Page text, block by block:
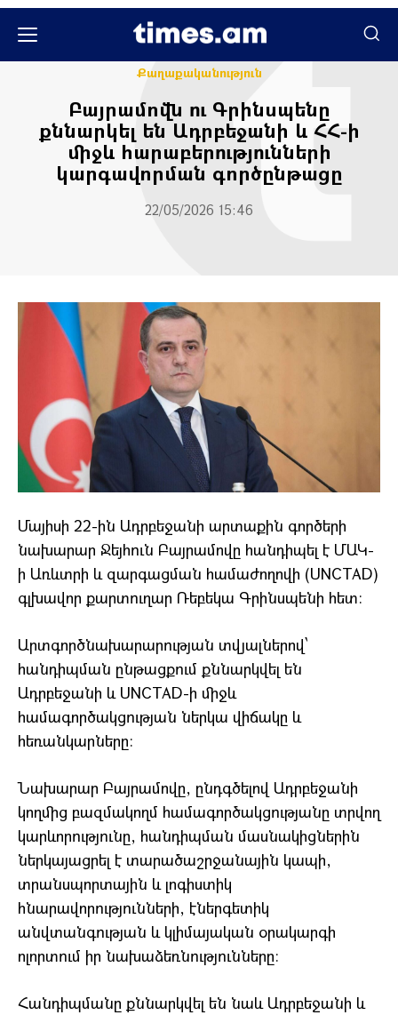
Քաղաքականություն
Բայրամովն ու Գրինսպենը
քննարկել են Ադրբեջանի և ՀՀ-ի
միջև հարաբերությունների
կարգավորման գործընթացը
22/05/2026 15:46
Մայիսի 22-ին Ադրբեջանի արտաքին գործերի
նախարար Ջեյհուն Բայրամովը հանդիպել է ՄԱԿ-
ի Առևտրի և զարգացման համաժողովի (UNCTAD)
գլխավոր քարտուղար Ռեբեկա Գրինսպենի հետ։
Արտգործնախարարության տվյալներով՝
հանդիպման ընթացքում քննարկվել են
Ադրբեջանի և UNCTAD-ի միջև
համագործակցության ներկա վիճակը և
հեռանկարները։
Նախարար Բայրամովը, ընդգծելով Ադրբեջանի
կողմից բազմակողմ համագործակցությանը տրվող
կարևորությունը, հանդիպման մասնակիցներին
ներկայացրել է տարածաշրջանային կապի,
տրանսպորտային և լոգիստիկ
հնարավորությունների, էներգետիկ
անվտանգության և կլիմայական օրակարգի
ոլորտում իր նախաձեռնությունները։
Հանդիպմանը քննարկվել են նաև Ադրբեջանի և